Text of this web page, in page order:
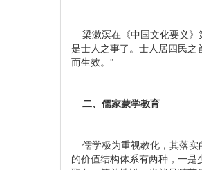
梁漱溟在《中国文化要义》
是士人之事了。士人居四民之
而生效。”
二、儒家蒙学教育
儒学极为重视教化，其落实
的价值结构体系有两种，一